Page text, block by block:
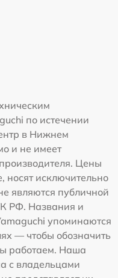
по истечении
в Нижнем
и не имеет
Цены
носят исключительно
являются публичной
РФ. Названия и
упоминаются
— чтобы обозначить
работаем. Наша
с владельцами